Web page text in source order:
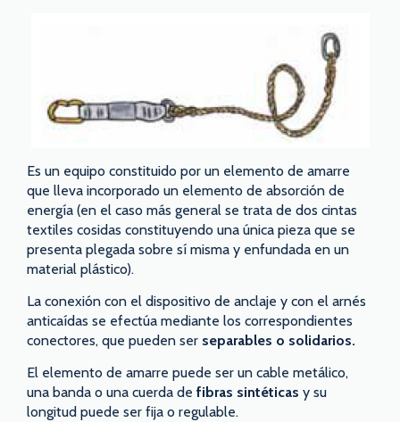
Es un equipo constituido por un elemento de amarre
que lleva incorporado un elemento de absorción de
energía (en el caso más general se trata de dos cintas
textiles cosidas constituyendo una única pieza que se
presenta plegada sobre sí misma y enfundada en un
material plástico).
La conexión con el dispositivo de anclaje y con el arnés
anticaídas se efectúa mediante los correspondientes
conectores, que pueden ser separables o solidarios.
El elemento de amarre puede ser un cable metálico,
una banda o una cuerda de fibras sintéticas y su
longitud puede ser fija o regulable.